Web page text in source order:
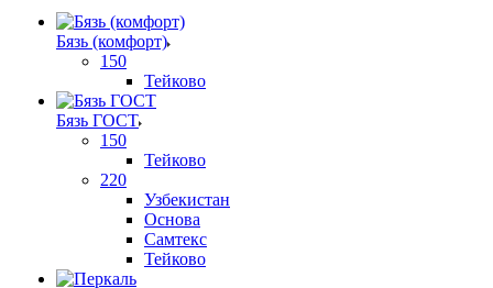
Бязь (комфорт)
150
Тейково
Бязь ГОСТ
150
Тейково
220
Узбекистан
Основа
Самтекс
Тейково